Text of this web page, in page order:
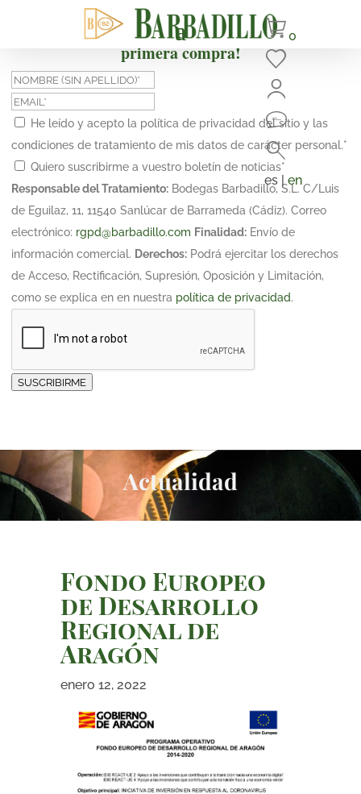
¡Suscríbete y obtén un 10% de descuento en tu
primera compra!
He leído y acepto la política de privacidad del sitio y las
condiciones de tratamiento de mis datos de carácter personal.*
Quiero suscribirme a vuestro boletín de noticias*
Responsable del Tratamiento: Bodegas Barbadillo, S.L. C/Luis
de Eguilaz, 11, 11540 Sanlúcar de Barrameda (Cádiz). Correo
electrónico: rgpd@barbadillo.com Finalidad: Envío de
información comercial. Derechos: Podrá ejercitar los derechos
de Acceso, Rectificación, Supresión, Oposición y Limitación,
como se explica en en nuestra política de privacidad.
SUSCRIBIRME
0
es |en
Actualidad
Fondo Europeo
de Desarrollo
Regional de
Aragón
enero 12, 2022